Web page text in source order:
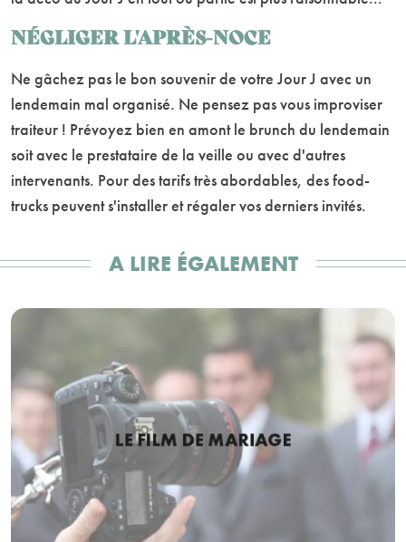
NÉGLIGER L'APRÈS-NOCE
Ne gâchez pas le bon souvenir de votre Jour J avec un
lendemain mal organisé. Ne pensez pas vous improviser
traiteur ! Prévoyez bien en amont le brunch du lendemain
soit avec le prestataire de la veille ou avec d'autres
intervenants. Pour des tarifs très abordables, des food-
trucks peuvent s'installer et régaler vos derniers invités.
A LIRE ÉGALEMENT